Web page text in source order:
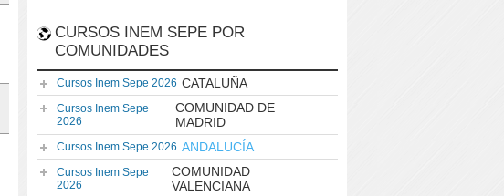
CURSOS INEM SEPE POR
COMUNIDADES
Cursos Inem Sepe 2026 CATALUÑA
Cursos Inem Sepe
2026
COMUNIDAD DE
MADRID
Cursos Inem Sepe 2026 ANDALUCÍA
Cursos Inem Sepe
2026
COMUNIDAD
VALENCIANA